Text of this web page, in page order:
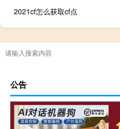
2021cf怎么获取cf点
公告